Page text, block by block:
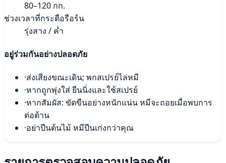
80–120 กก.
ช่วงเวลาที่กระตือรือร้น
รุ่งสาง / ค่ำ
อยู่ร่วมกันอย่างปลอดภัย
·ส่งเสียงขณะเดิน; พกสเปรย์ไล่หมี
·หากถูกพุ่งใส่ ยืนนิ่งและใช้สเปรย์
·หากสัมผัส: ขัดขืนอย่างหนักแน่น หมีจะถอยเมื่อพบการ
ต่อต้าน
·อย่าปีนต้นไม้ หมีปีนเก่งกว่าคุณ